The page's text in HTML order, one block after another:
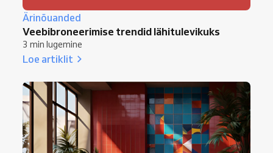
Ärinõuanded
Veebibroneerimise trendid lähitulevikuks
3 min lugemine
Loe artiklit